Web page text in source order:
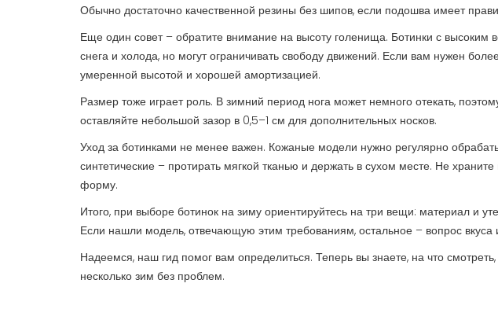
Обычно достаточно качественной резины без шипов, если подошва имеет
Еще один совет – обратите внимание на высоту голенища. Ботинки с
снега и холода, но могут ограничивать свободу движений. Если вам нужен
умеренной высотой и хорошей амортизацией.
Размер тоже играет роль. В зимний период нога может немного отекать,
оставляйте небольшой зазор в 0,5–1 см для дополнительных носков.
Уход за ботинками не менее важен. Кожаные модели нужно регулярно
синтетические – протирать мягкой тканью и держать в сухом месте. Не
форму.
Итого, при выборе ботинок на зиму ориентируйтесь на три вещи: материал и
Если нашли модель, отвечающую этим требованиям, остальное – вопрос вкуса
Надеемся, наш гид помог вам определиться. Теперь вы знаете, на что
несколько зим без проблем.